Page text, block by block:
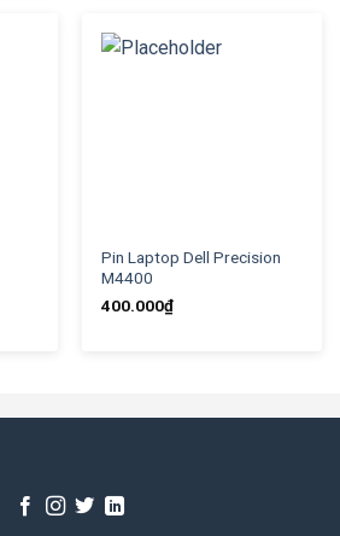
Pin Laptop Dell Precision
M4400
400.000₫